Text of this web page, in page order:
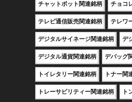
チャットボット関連銘柄 チョコ
テレビ通信販売関連銘柄 テレワ
デジタルサイネージ関連銘柄 デ
デジタル通貨関連銘柄 デバッグ
トイレタリー関連銘柄 トナー関
トレーサビリティー関連銘柄 ト